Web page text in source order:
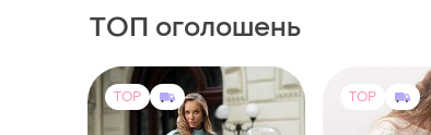
ТОП оголошень
TOP TOP